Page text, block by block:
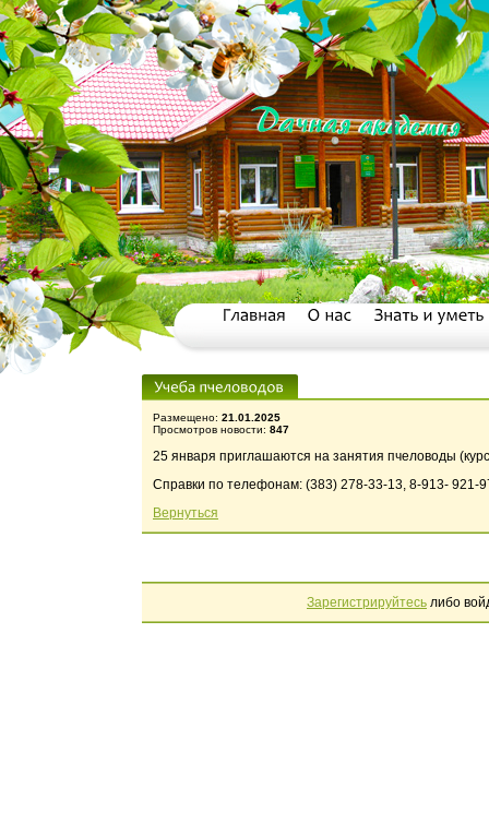
Размещено: 21.01.2025
Просмотров новости: 847
25 января приглашаются на занятия пчеловоды
Справки по телефонам: (383) 278-33-13, 8-913- 921-
Вернуться
Зарегистрируйтесь либо